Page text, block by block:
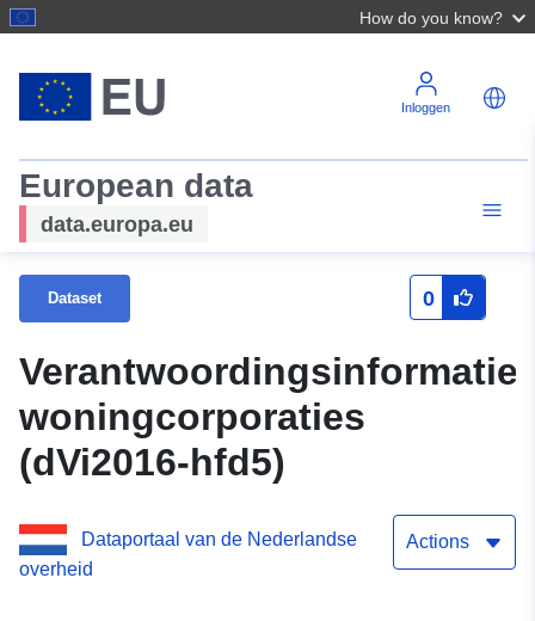
How do you know?
Inloggen
European data
data.europa.eu
Dataset 0
Verantwoordingsinformatie
woningcorporaties
(dVi2016-hfd5)
Dataportaal van de Nederlandse
overheid
Actions